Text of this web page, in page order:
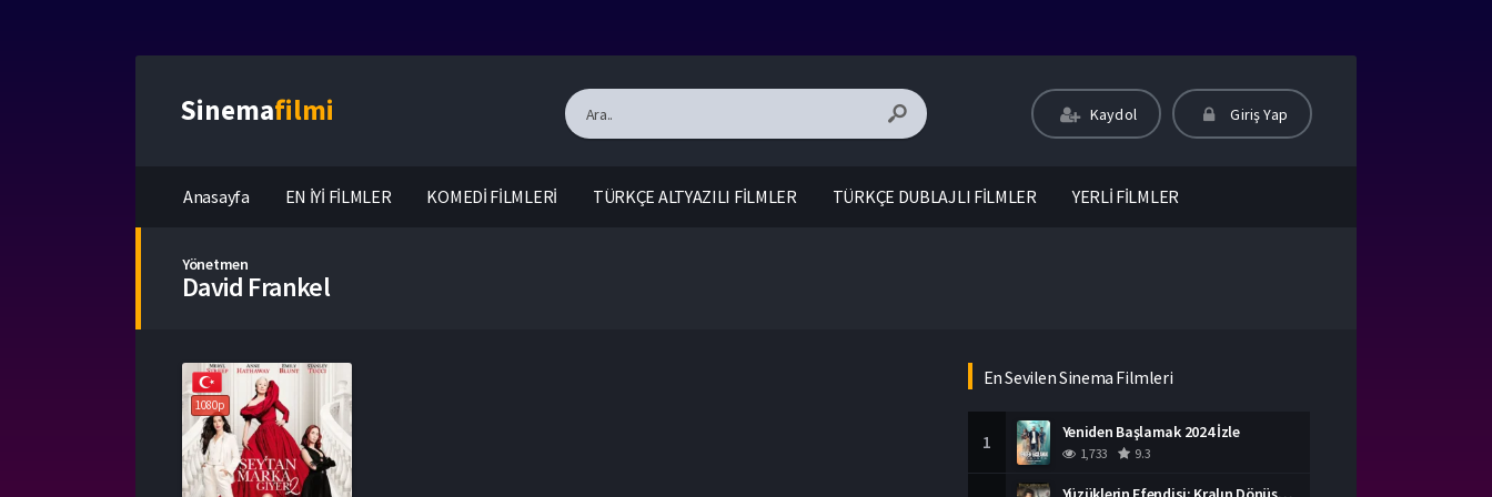
Sinemafilmi Kaydol Giriş Yap
Anasayfa EN İYİ FİLMLER KOMEDİ FİLMLERİ TÜRKÇE ALTYAZILI FİLMLER TÜRKÇE DUBLAJLI FİLMLER YERLİ FİLMLER
Yönetmen
David Frankel
1080p
En Sevilen Sinema Filmleri
1 Yeniden Başlamak 2024 İzle
1,733 9.3